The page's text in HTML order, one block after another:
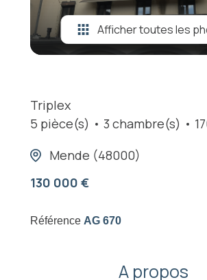
Afficher toutes les
Triplex
5 pièce(s)
3 chambre(s)
Mende (48000)
130 000 €
Référence AG 670
A propos